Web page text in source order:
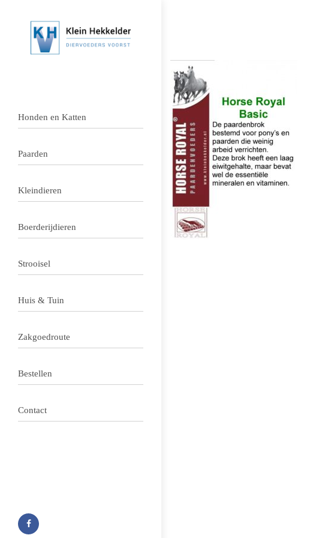
Honden en Katten
Paarden
Kleindieren
Boerderijdieren
Strooisel
Huis & Tuin
Zakgoedroute
Bestellen
Contact